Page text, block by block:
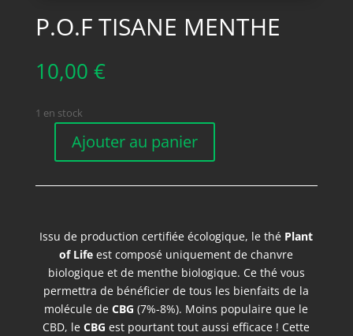
P.O.F TISANE MENTHE
10,00 €
1 en stock
quantité
P.O.F
Ajouter au panier
Issu de production certifiée écologique, le thé Plant
of Life est composé uniquement de chanvre
biologique et de menthe biologique. Ce thé vous
permettra de bénéficier de tous les bienfaits de la
molécule deCBG(7%-8%). Moins populaire que le
CBD, leCBG est pourtant tout aussi efficace ! Cette